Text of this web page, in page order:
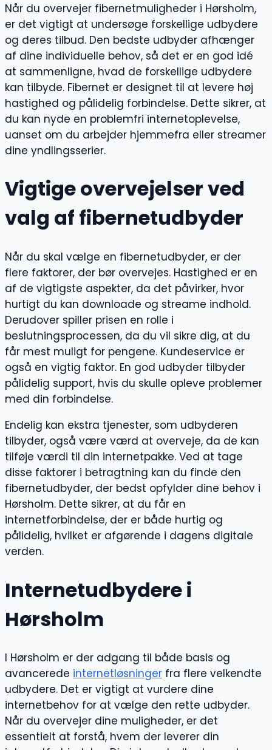
Når du overvejer fibernetmuligheder i Hørsholm,
er det vigtigt at undersøge forskellige udbydere
og deres tilbud. Den bedste udbyder afhænger
af dine individuelle behov, så det er en god idé
at sammenligne, hvad de forskellige udbydere
kan tilbyde. Fibernet er designet til at levere høj
hastighed og pålidelig forbindelse. Dette sikrer, at
du kan nyde en problemfri internetoplevelse,
uanset om du arbejder hjemmefra eller streamer
dine yndlingsserier.
Vigtige overvejelser ved
valg af fibernetudbyder
Når du skal vælge en fibernetudbyder, er der
flere faktorer, der bør overvejes. Hastighed er en
af de vigtigste aspekter, da det påvirker, hvor
hurtigt du kan downloade og streame indhold.
Derudover spiller prisen en rolle i
beslutningsprocessen, da du vil sikre dig, at du
får mest muligt for pengene. Kundeservice er
også en vigtig faktor. En god udbyder tilbyder
pålidelig support, hvis du skulle opleve problemer
med din forbindelse.
Endelig kan ekstra tjenester, som udbyderen
tilbyder, også være værd at overveje, da de kan
tilføje værdi til din internetpakke. Ved at tage
disse faktorer i betragtning kan du finde den
fibernetudbyder, der bedst opfylder dine behov i
Hørsholm. Dette sikrer, at du får en
internetforbindelse, der er både hurtig og
pålidelig, hvilket er afgørende i dagens digitale
verden.
Internetudbydere i
Hørsholm
I Hørsholm er der adgang til både basis og
avancerede internetløsninger fra flere velkendte
udbydere. Det er vigtigt at vurdere dine
internetbehov for at vælge den rette udbyder.
Når du overvejer dine muligheder, er det
essentielt at forstå, hvem der leverer din